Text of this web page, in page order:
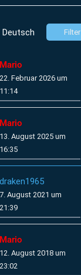
Deutsch Filter
Mario
22. Februar 2026 um
11:14
Mario
13. August 2025 um
16:35
draken1965
7. August 2021 um
21:39
Mario
12. August 2018 um
23:02